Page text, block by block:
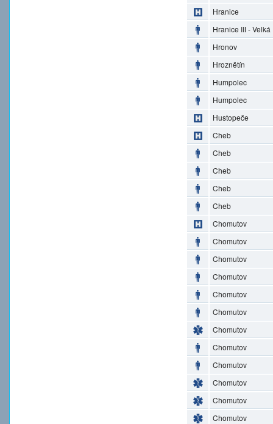
Hranice
Hranice III - Velká
Hronov
Hroznětín
Humpolec
Humpolec
Hustopeče
Cheb
Cheb
Cheb
Cheb
Cheb
Chomutov
Chomutov
Chomutov
Chomutov
Chomutov
Chomutov
Chomutov
Chomutov
Chomutov
Chomutov
Chomutov
Chomutov